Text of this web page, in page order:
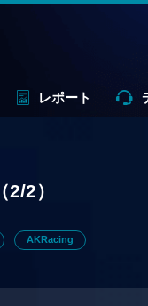
レポート
（2/2）
AKRacing